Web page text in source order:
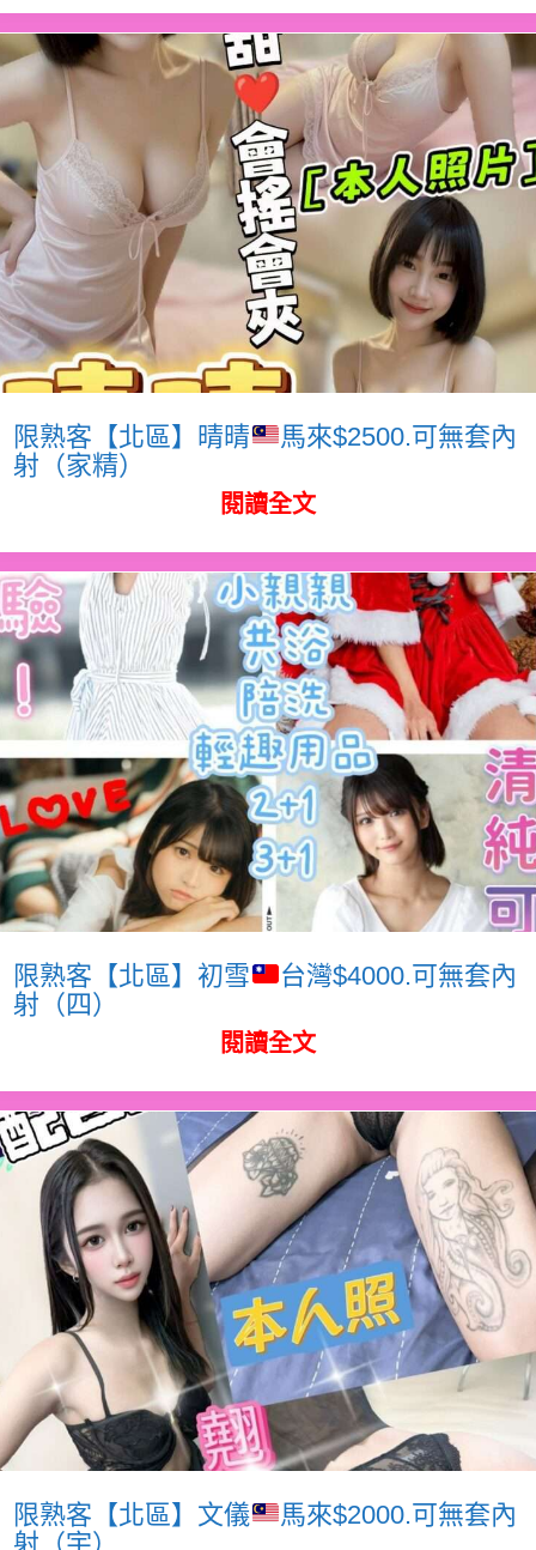
限熟客【北區】晴晴
馬來$2500.可無套內
射（家精）
閱讀全文
限熟客【北區】初雪
台灣$4000.可無套內
射（四）
閱讀全文
限熟客【北區】文儀
馬來$2000.可無套內
射（宇）